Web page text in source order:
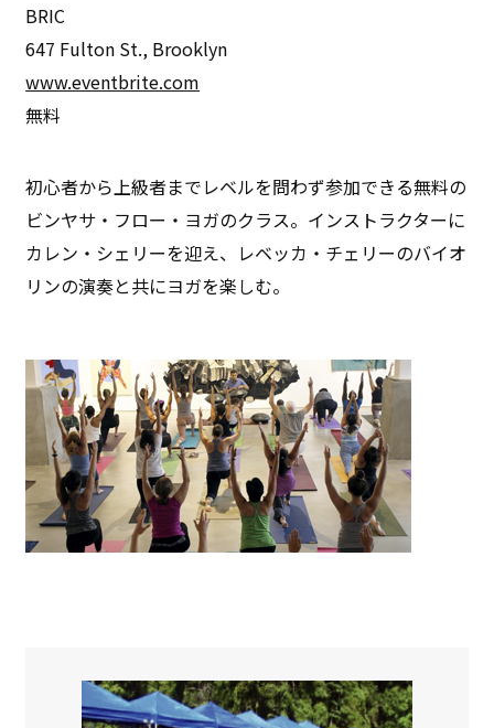
BRIC
647 Fulton St., Brooklyn
www.eventbrite.com
無料
初心者から上級者までレベルを問わず参加できる無料の
ビンヤサ・フロー・ヨガのクラス。インストラクターに
カレン・シェリーを迎え、レベッカ・チェリーのバイオ
リンの演奏と共にヨガを楽しむ。